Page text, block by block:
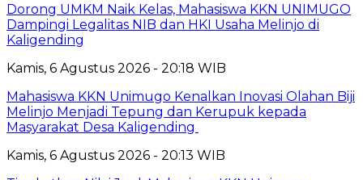
Dorong UMKM Naik Kelas, Mahasiswa KKN UNIMUGO
Dampingi Legalitas NIB dan HKI Usaha Melinjo di
Kaligending
Kamis, 6 Agustus 2026 - 20:18 WIB
Mahasiswa KKN Unimugo Kenalkan Inovasi Olahan Biji
Melinjo Menjadi Tepung dan Kerupuk kepada
Masyarakat Desa Kaligending
Kamis, 6 Agustus 2026 - 20:13 WIB